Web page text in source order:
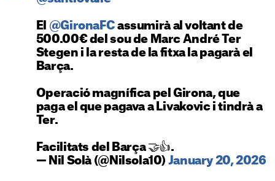
El @GironaFC assumirà al voltant de
500.00€ del sou de Marc André Ter
Stegen i la resta de la fitxa la pagarà el
Barça.
Operació magnífica pel Girona, que
paga el que pagava a Livakovic i tindrà a
Ter.
Facilitats del Barça 🤝👍.
— Nil Solà (@Nilsola10) January 20, 2026